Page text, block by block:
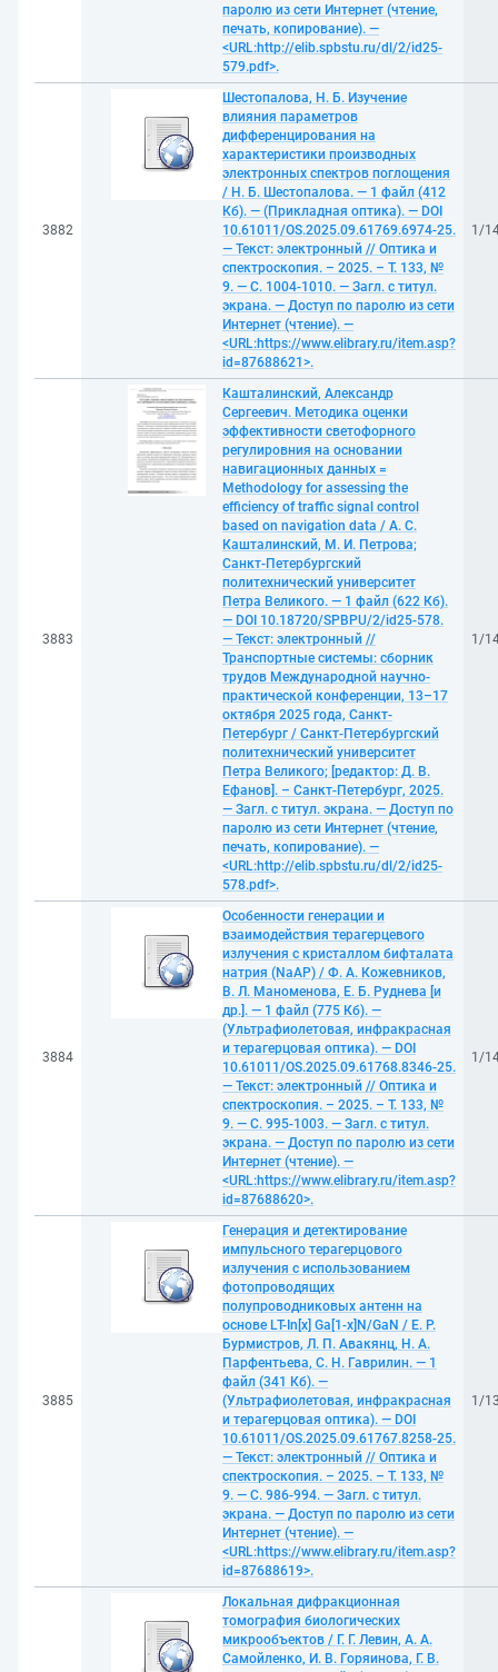
паролю из сети Интернет (чтение,
печать, копирование). —
<URL:http://elib.spbstu.ru/dl/2/id25-
579.pdf>.
3882
Шестопалова, Н. Б. Изучение
влияния параметров
дифференцирования на
характеристики производных
электронных спектров поглощения
/ Н. Б. Шестопалова. — 1 файл (412
Кб). — (Прикладная оптика). — DOI
10.61011/OS.2025.09.61769.6974-25.
— Текст: электронный // Оптика и
спектроскопия. – 2025. – Т. 133, №
9. — С. 1004-1010. — Загл. с титул.
экрана. — Доступ по паролю из сети
Интернет (чтение). —
<URL:https://www.elibrary.ru/item.asp?
id=87688621>.
1/
3883
Кашталинский, Александр
Сергеевич. Методика оценки
эффективности светофорного
регулировния на основании
навигационных данных =
Methodology for assessing the
efficiency of traffic signal control
based on navigation data / А. С.
Кашталинский, М. И. Петрова;
Санкт-Петербургский
политехнический университет
Петра Великого. — 1 файл (622 Кб).
— DOI 10.18720/SPBPU/2/id25-578.
— Текст: электронный //
Транспортные системы: сборник
трудов Международной научно-
практической конференции, 13–17
октября 2025 года, Санкт-
Петербург / Санкт-Петербургский
политехнический университет
Петра Великого; [редактор: Д. В.
Ефанов]. – Санкт-Петербург, 2025.
— Загл. с титул. экрана. — Доступ по
паролю из сети Интернет (чтение,
печать, копирование). —
<URL:http://elib.spbstu.ru/dl/2/id25-
578.pdf>.
1/
3884
Особенности генерации и
взаимодействия терагерцевого
излучения с кристаллом бифталата
натрия (NaAP) / Ф. А. Кожевников,
В. Л. Маноменова, Е. Б. Руднева [и
др.]. — 1 файл (775 Кб). —
(Ультрафиолетовая, инфракрасная
и терагерцовая оптика). — DOI
10.61011/OS.2025.09.61768.8346-25.
— Текст: электронный // Оптика и
спектроскопия. – 2025. – Т. 133, №
9. — С. 995-1003. — Загл. с титул.
экрана. — Доступ по паролю из сети
Интернет (чтение). —
<URL:https://www.elibrary.ru/item.asp?
id=87688620>.
1/
3885
Генерация и детектирование
импульсного терагерцового
излучения с использованием
фотопроводящих
полупроводниковых антенн на
основе LT-In[x] Ga[1-x]N/GaN / Е. Р.
Бурмистров, Л. П. Авакянц, Н. А.
Парфентьева, С. Н. Гаврилин. — 1
файл (341 Кб). —
(Ультрафиолетовая, инфракрасная
и терагерцовая оптика). — DOI
10.61011/OS.2025.09.61767.8258-25.
— Текст: электронный // Оптика и
спектроскопия. – 2025. – Т. 133, №
9. — С. 986-994. — Загл. с титул.
экрана. — Доступ по паролю из сети
Интернет (чтение). —
<URL:https://www.elibrary.ru/item.asp?
id=87688619>.
1/
Локальная дифракционная
томография биологических
микрообъектов / Г. Г. Левин, А. А.
Самойленко, И. В. Горяинова, Г. В.